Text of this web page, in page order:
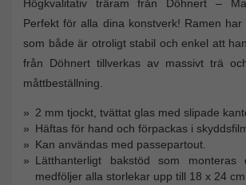
Högkvalitativ träram från Döhnert –
Perfekt för alla dina konstverk! Ramen
som både är otroligt stabil och enkel att
från Döhnert tillverkas av massivt trä
måttbeställning.
2 mm tjockt, tvättat glas med slipade
Häftas för hand och förpackas i
Kan användas med passepartout.
Lätthanterligt bakstöd som monteras
medföljer alla storlekar upp till 18 x 24 cm.